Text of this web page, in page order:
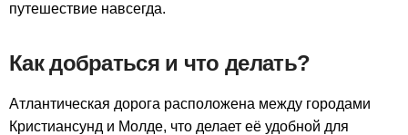
путешествие навсегда.
Как добраться и что делать?
Атлантическая дорога расположена между городами
Кристиансунд и Молде, что делает её удобной для